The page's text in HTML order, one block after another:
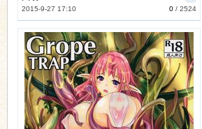
0/ 2524
2015-9-27 17:10